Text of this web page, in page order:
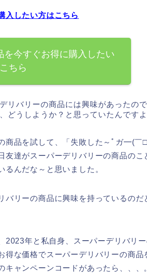
入したい方はこちら
を今すぐお得に購入したい
ちら
リバリーの商品には興味があったので
どうしようか？と思っていたんですよ
商品を試して、「失敗した～ﾟガ━(
友達がスーパーデリバリーの商品のこ
んだな～と思いました。
バリーの商品に興味を持っているのだ
年と私自身、スーパーデリバリ
得な価格でスーパーデリバリーの商品
キャンペーンコードがあったら、、、